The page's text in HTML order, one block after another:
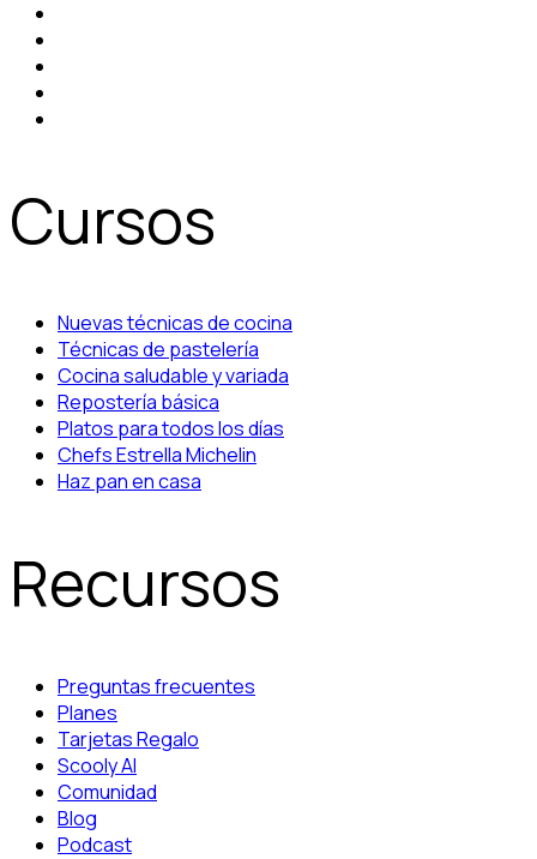
Cursos
Nuevas técnicas de cocina
Técnicas de pastelería
Cocina saludable y variada
Repostería básica
Platos para todos los días
Chefs Estrella Michelin
Haz pan en casa
Recursos
Preguntas frecuentes
Planes
Tarjetas Regalo
Scooly AI
Comunidad
Blog
Podcast